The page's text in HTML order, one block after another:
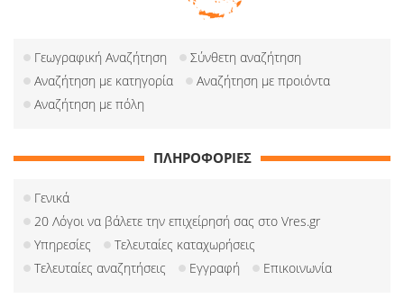
Γεωγραφική Αναζήτηση
Σύνθετη αναζήτηση
Αναζήτηση με κατηγορία
Αναζήτηση με προιόντα
Αναζήτηση με πόλη
ΠΛΗΡΟΦΟΡΙΕΣ
Γενικά
20 Λόγοι να βάλετε την επιχείρησή σας στο Vres.gr
Υπηρεσίες
Τελευταίες καταχωρήσεις
Τελευταίες αναζητήσεις
Εγγραφή Επικοινωνία